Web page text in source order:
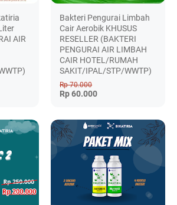
AIR
Bakteri Pengurai Limbah
Cair Aerobik KHUSUS
RESELLER (BAKTERI
PENGURAI AIR LIMBAH
CAIR HOTEL/RUMAH
SAKIT/IPAL/STP/WWTP)
Rp 70.000
Rp 60.000